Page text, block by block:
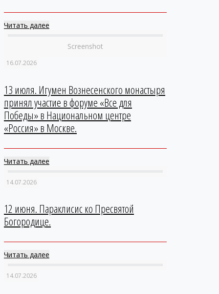
Читать далее
Screenshot
16.07.2026
13 июля. Игумен Вознесенского монастыря
принял участие в форуме «Все для
Победы» в Национальном центре
«Россия» в Москве.
Читать далее
14.07.2026
12 июня. Параклисис ко Пресвятой
Богородице.
Читать далее
14.07.2026